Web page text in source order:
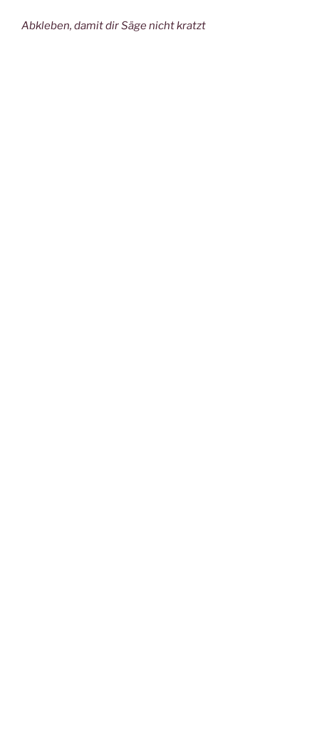
Abkleben, damit dir Säge nicht kratzt